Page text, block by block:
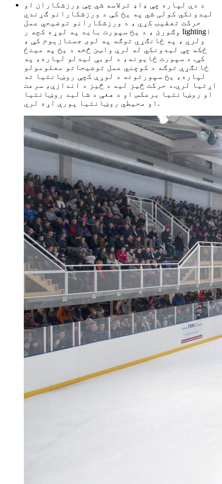
د دې لپاره چې ډاډ ترلاسه شي چې ورزشکاران او
لیدونکي کولی شي په یخ کې د ورزشکارانو ګړندي
حرکت تعقیب کړي ، د ورزشکارانو توضیحي عمل
وګورئ ، د یخ سپورت باید په لوړه کچه ر lightingا
ولري ، په ځانګړي توګه په لوی جمنازیوم کې ،
ځکه چې لیدونکي له لرې واټن څخه د یخ په مینځ
کې. د سپورت ځایونه، د لوبې لیدلو لپاره، په
ځانګړې توګه د کوچني عمل توضیحاتو معلومولو
لپاره، یخ سپورتونه د لوړې کچې روښانتیا ته
اړتیا لري.د حرکت څیز لید د څیز د اندازې، سرعت
او روښانتیا برعکس او د هغې د شالید روښانتیا
او محیطي روښانتیا پورې اړه لري.